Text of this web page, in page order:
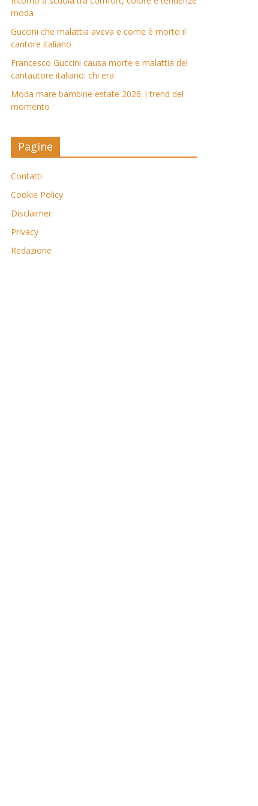
moda
Guccini che malattia aveva e come è morto il
cantore italiano
Francesco Guccini causa morte e malattia del
cantautore italiano: chi era
Moda mare bambine estate 2026: i trend del
momento
Pagine
Contatti
Cookie Policy
Disclaimer
Privacy
Redazione